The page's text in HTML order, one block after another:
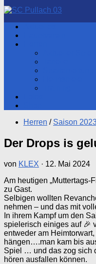
Herren / Saison
Der Drops is
von KLEX · 12. Mai 2024
Am heutigen „Muttertags-
zu Gast.
Selbigen wollten
nehmen – und das mit
In ihrem Kampf um den
spielerisch einiges auf 🎉
entweder am
hängen….man kam bis
Spiel … und das zog sich
hören ausfallen können.